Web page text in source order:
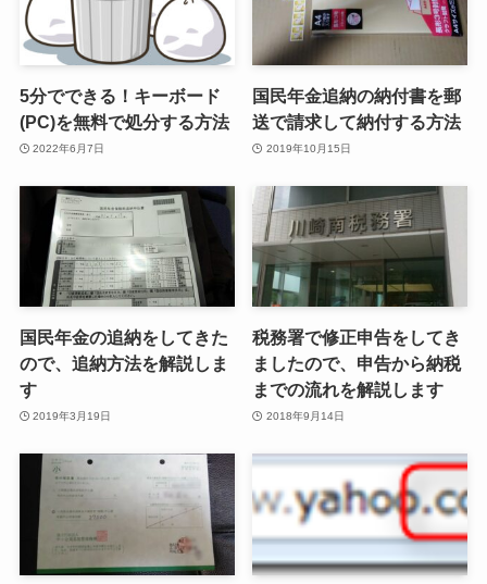
5分でできる！キーボード
(PC)を無料で処分する方法
2022年6月7日
国民年金追納の納付書を郵
送で請求して納付する方法
2019年10月15日
国民年金の追納をしてきた
ので、追納方法を解説しま
す
2019年3月19日
税務署で修正申告をしてき
ましたので、申告から納税
までの流れを解説します
2018年9月14日